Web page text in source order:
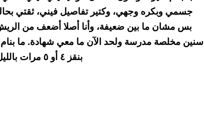
جسمي وبكره وجهي، وكتير تفاصيل فيني، ثقتي
سنين مخلصة مدرسة ولحد الآن ما معي شهادة. ما
بنقز ٤ أو ٥ مرات بالليل، بحس رح موت. السؤال كيف أتصرف مع حالي؟